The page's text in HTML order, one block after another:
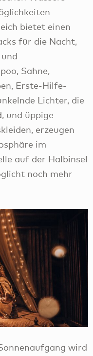
bietet einen
für die Nacht,
Sahne,
Erste-Hilfe-
Lichter, die
und üppige
erzeugen
im
auf der Halbinsel
noch mehr
wird